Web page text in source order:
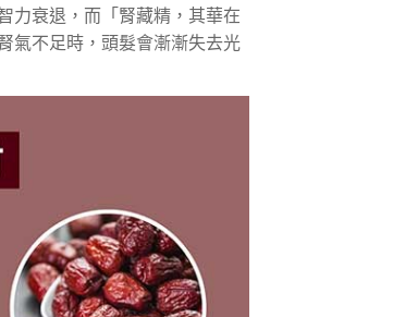
力衰退，而「腎藏精，其華在
氣不足時，頭髮會漸漸失去光